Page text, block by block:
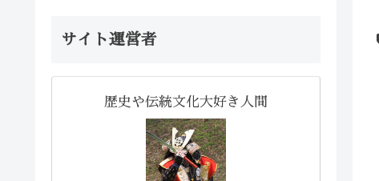
サイト運営者
歴史や伝統文化大好き人間